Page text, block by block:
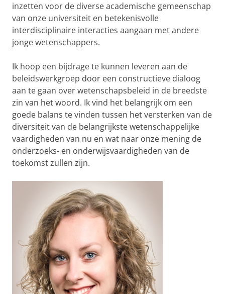
inzetten voor de diverse academische gemeenschap
van onze universiteit en betekenisvolle
interdisciplinaire interacties aangaan met andere
jonge wetenschappers.
Ik hoop een bijdrage te kunnen leveren aan de
beleidswerkgroep door een constructieve dialoog
aan te gaan over wetenschapsbeleid in de breedste
zin van het woord. Ik vind het belangrijk om een
goede balans te vinden tussen het versterken van de
diversiteit van de belangrijkste wetenschappelijke
vaardigheden van nu en wat naar onze mening de
onderzoeks- en onderwijsvaardigheden van de
toekomst zullen zijn.